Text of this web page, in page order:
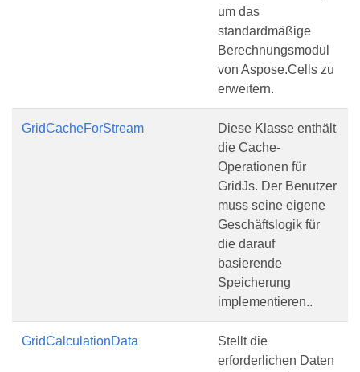
um das
standardmäßige
Berechnungsmodul
von Aspose.Cells zu
erweitern.
GridCacheForStream
Diese Klasse enthält
die Cache-
Operationen für
GridJs. Der Benutzer
muss seine eigene
Geschäftslogik für
die darauf
basierende
Speicherung
implementieren..
GridCalculationData
Stellt die
erforderlichen Daten